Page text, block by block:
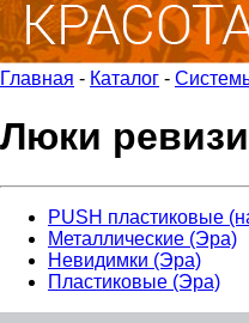
Главная - Каталог -
Люки
PUSH пластиковые
Металлические (Эра)
Невидимки (Эра)
Пластиковые (Эра)